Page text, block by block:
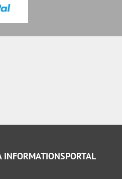
INFORMATIONSPORTAL